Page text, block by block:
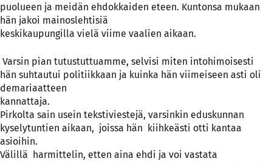
puolueen ja meidän ehdokkaiden eteen. Kuntonsa mukaan
hän jakoi mainoslehtisiä
keskikaupungilla vielä viime vaalien aikaan.
Varsin pian tutustuttuamme, selvisi miten intohimoisesti
hän suhtautui politiikkaan ja kuinka hän viimeiseen asti oli
demariaatteen
kannattaja.
Pirkolta sain usein tekstiviestejä, varsinkin eduskunnan
kyselytuntien aikaan, joissa hän kiihkeästi otti kantaa
asioihin.
Välillä harmittelin, etten aina ehdi ja voi vastata